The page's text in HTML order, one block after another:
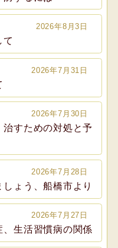
2026年8月3日
て
2026年7月31日
2026年7月30日
すための対処と予
2026年7月28日
ょう、船橋市より
2026年7月27日
生活習慣病の関係